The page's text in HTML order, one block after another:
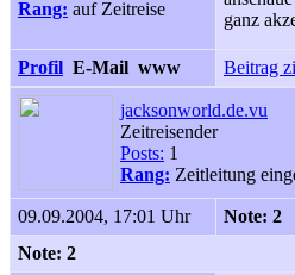
Rang: auf Zeitreise
ganz
Profil E-Mail www Beitrag
jacksonworld.de.vu
Zeitreisender
Posts: 1
Rang: Zeitleitung
09.09.2004, 17:01 Uhr
Note: 2
Note: 2